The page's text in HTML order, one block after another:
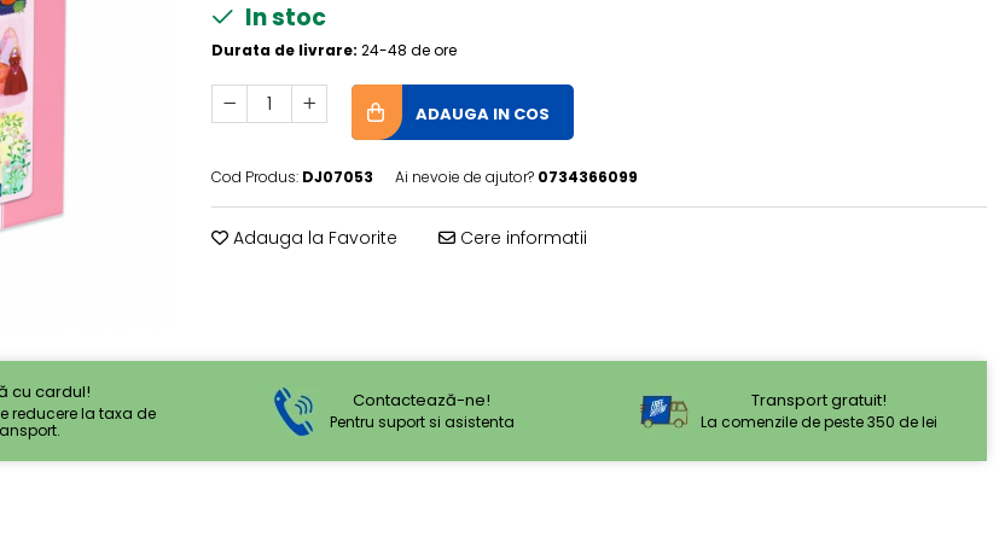
In stoc
Durata de livrare: 24-48 de ore
ADAUGA IN COS
Cod Produs: DJ07053 Ai nevoie de ajutor? 0734366099
Adauga la Favorite Cere informatii
cu cardul!
reducere la taxa de
Contactează-ne!
Pentru suport si asistenta
Transport gratuit!
La comenzile de peste 350 de lei